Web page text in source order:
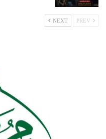
NEXT